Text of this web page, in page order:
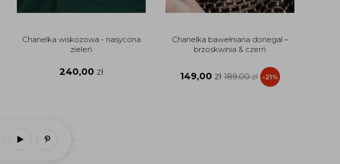
Chanelka wiskozowa - nasycona
zieleń
240,00 zł
Chanelka bawełniana donegal –
brzoskwinia & czerń
149,00 zł 189,00zł -21%